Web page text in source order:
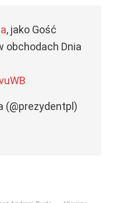
, jako Gość
obchodach Dnia
(@prezydentpl)